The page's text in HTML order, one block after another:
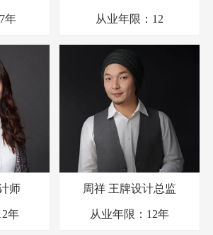
7年 从业年限： 12
师
年
周祥 王牌设计总监
从业年限： 12年